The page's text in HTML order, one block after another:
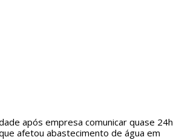
após empresa comunicar quase 24h
afetou abastecimento de água em